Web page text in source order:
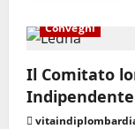
Convegni
Il Comitato